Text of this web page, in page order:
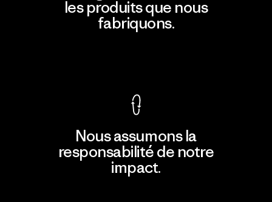
les produits que nous
fabriquons.
Nous assumons la
responsabilité de notre
impact.